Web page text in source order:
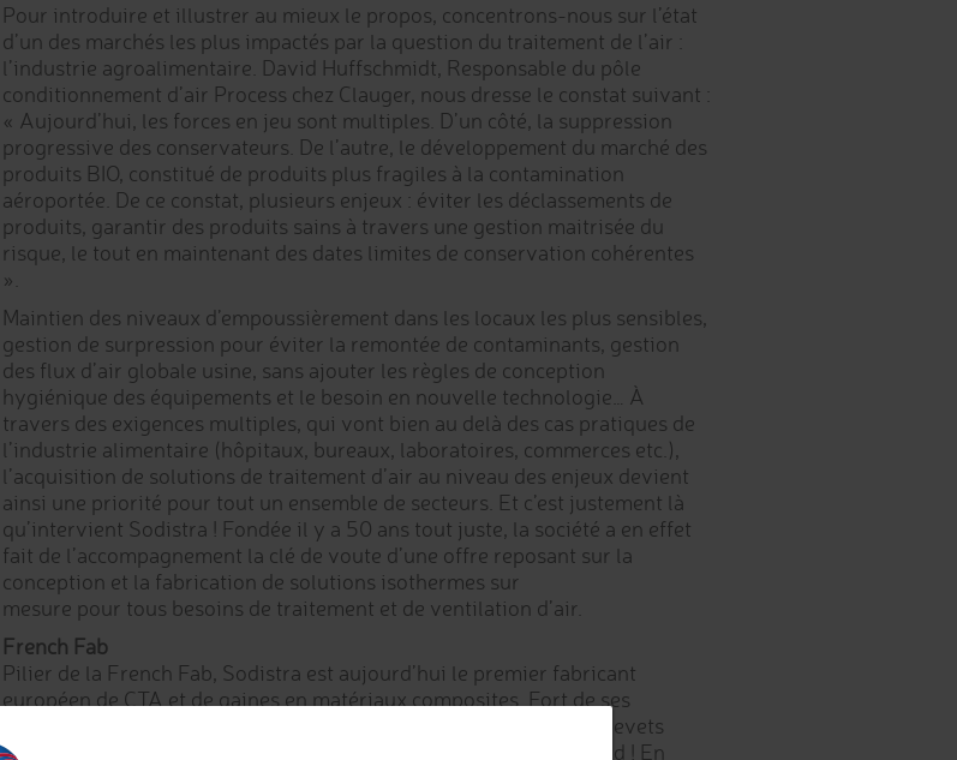
Pour introduire et illustrer au mieux le propos, concentrons-nous sur l’état
d’un des marchés les plus impactés par la question du traitement de l’air :
l’industrie agroalimentaire. David Huffschmidt, Responsable du pôle
conditionnement d’air Process chez Clauger, nous dresse le constat suivant :
« Aujourd’hui, les forces en jeu sont multiples. D’un côté, la suppression
progressive des conservateurs. De l’autre, le développement du marché des
produits BIO, constitué de produits plus fragiles à la contamination
aéroportée. De ce constat, plusieurs enjeux : éviter les déclassements de
produits, garantir des produits sains à travers une gestion maitrisée du
risque, le tout en maintenant des dates limites de conservation cohérentes
».
Maintien des niveaux d’empoussièrement dans les locaux les plus sensibles,
gestion de surpression pour éviter la remontée de contaminants, gestion
des flux d’air globale usine, sans ajouter les règles de conception
hygiénique des équipements et le besoin en nouvelle technologie… À
travers des exigences multiples, qui vont bien au delà des cas pratiques de
l’industrie alimentaire (hôpitaux, bureaux, laboratoires, commerces etc.),
l’acquisition de solutions de traitement d’air au niveau des enjeux devient
ainsi une priorité pour tout un ensemble de secteurs. Et c’est justement là
qu’intervient Sodistra ! Fondée il y a 50 ans tout juste, la société a en effet
fait de l’accompagnement la clé de voute d’une offre reposant sur la
conception et la fabrication de solutions isothermes sur
mesure pour tous besoins de traitement et de ventilation d’air.
French Fab
Pilier de la French Fab, Sodistra est aujourd’hui le premier fabricant
européen de CTA et de gaines en matériaux composites. Fort de ses
quelques 3000 centrales, 50 experts métier ou encore de ses 6 brevets
déposés, le groupe propose une approche inédite à plus d’un égard ! En